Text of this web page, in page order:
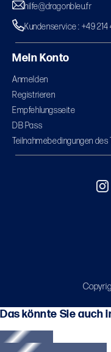
hilfe@dragonbleu.fr
Kundenservice : +49
Mein Konto
Anmelden
Registrieren
Empfehlungsseite
DB Pass
Teilnahmebedingungen
Das könnte Sie auch